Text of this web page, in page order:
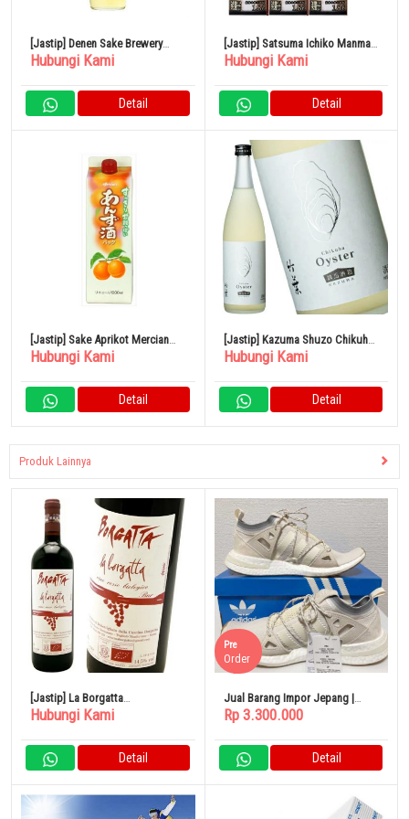
[Jastip] Denen Sake Brewery
Gold Label Barley 25% 900ml
Hubungi Kami
Detail
[Jastip] Satsuma Ichiko Manma
Pack 12% 1800ml x 6 Botol
Hubungi Kami
Detail
[Jastip] Sake Aprikot Mercian
Paket 1L 11%
Hubungi Kami
Detail
[Jastip] Kazuma Shuzo Chikuha
Oyster 720ml Sake Takeha
Hubungi Kami
Detail
Produk Lainnya
[Jastip] La Borgatta
(L.2018.08.19)
Hubungi Kami
Detail
Jual Barang Impor Jepang |
Adidas Originals ARKYN Limited
Pre
Order
Rp 3.300.000
Detail